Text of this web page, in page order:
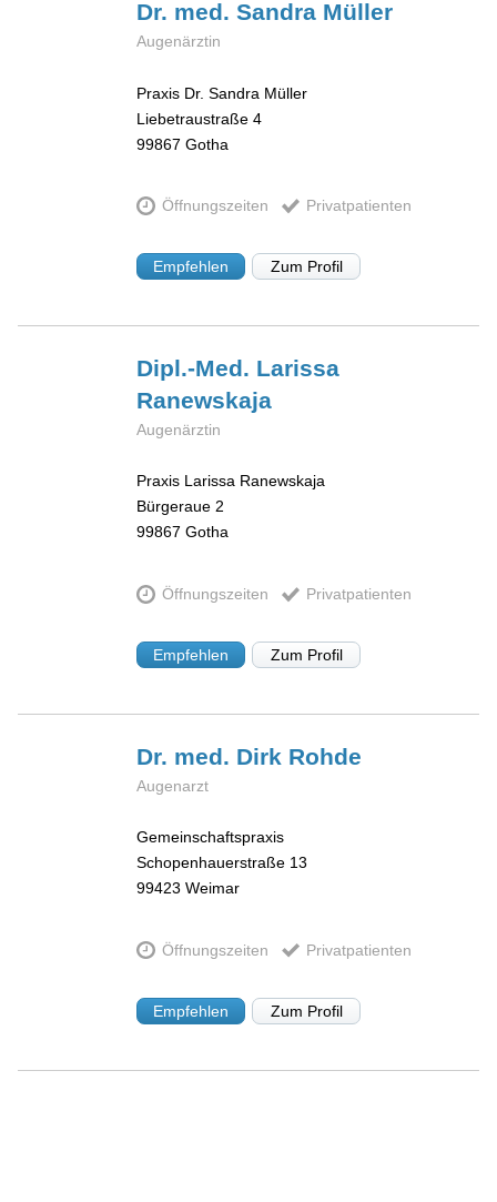
Dr. med. Sandra Müller
Augenärztin
Praxis Dr. Sandra Müller
Liebetraustraße 4
99867 Gotha
Öffnungszeiten Privatpatienten
Empfehlen Zum Profil
Dipl.-Med. Larissa
Ranewskaja
Augenärztin
Praxis Larissa Ranewskaja
Bürgeraue 2
99867 Gotha
Öffnungszeiten Privatpatienten
Empfehlen Zum Profil
Dr. med. Dirk Rohde
Augenarzt
Gemeinschaftspraxis
Schopenhauerstraße 13
99423 Weimar
Öffnungszeiten Privatpatienten
Empfehlen Zum Profil